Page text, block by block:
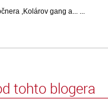
,Kolárov gang a... ...
tohto blogera